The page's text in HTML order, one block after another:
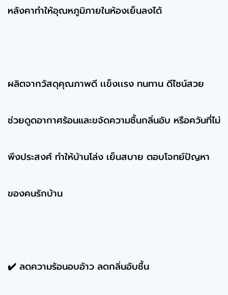
หลังคาทำให้อุณหภูมิภายในห้องเย็นลงได้
ผลิตจากวัสดุคุณภาพดี เเข็งเเรง ทนทาน ดีไซน์สวย
ช่วยดูดอากาศร้อนและขจัดความชื้นกลิ่นอับ หรือควันที่ไม่
พึงประสงศ์ ทำให้บ้านโล่ง เย็นสบาย ตอบโจทย์ปัญหา
ของคนรักบ้าน
✔️ ลดความร้อนอบอ้าว ลดกลิ่นอับชื้น